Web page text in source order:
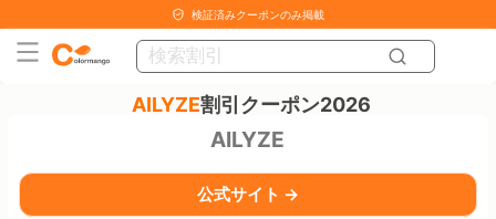
検証済みクーポンのみ掲載
AILYZE割引クーポン2026
AILYZE
公式サイト →